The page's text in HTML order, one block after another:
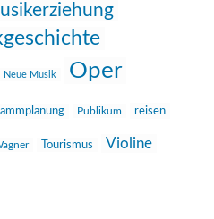
Neue Musik Oper
Publikum reisen
Tourismus Violine